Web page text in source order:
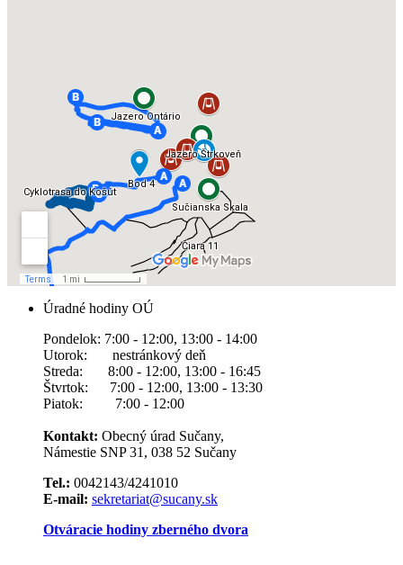
Úradné hodiny OÚ
Pondelok: 7:00 - 12:00, 13:00 - 14:00
Utorok: nestránkový deň
Streda: 8:00 - 12:00, 13:00 - 16:45
Štvrtok: 7:00 - 12:00, 13:00 - 13:30
Piatok: 7:00 - 12:00
Kontakt: Obecný úrad Sučany,
Námestie SNP 31, 038 52 Sučany
Tel.: 0042143/4241010
E-mail: sekretariat@sucany.sk
Otváracie hodiny zberného dvora